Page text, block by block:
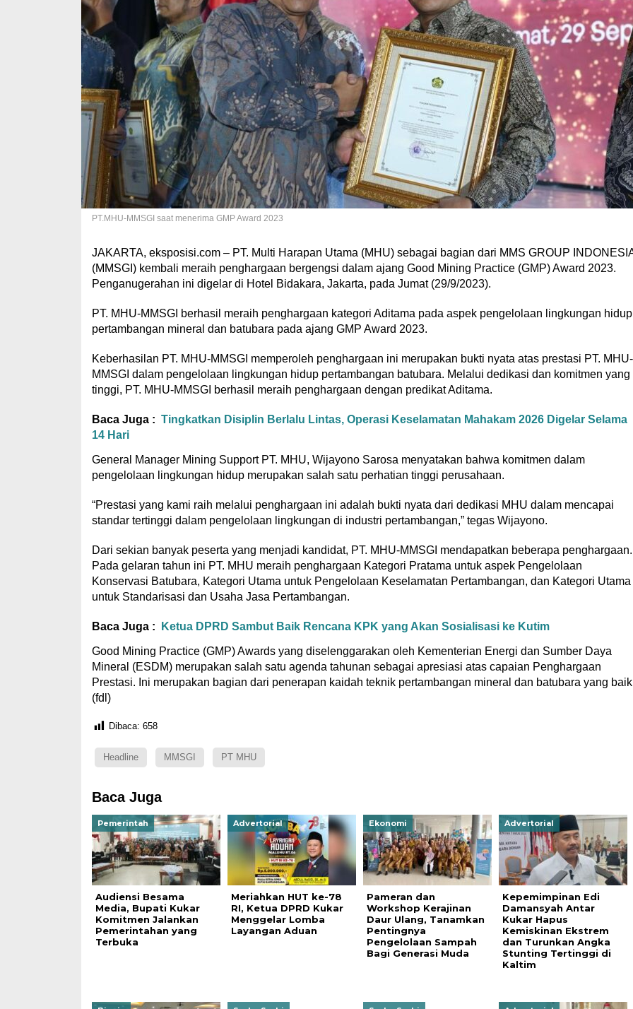
PT.MHU-MMSGI saat menerima GMP Award 2023
JAKARTA, eksposisi.com – PT. Multi Harapan Utama (MHU) sebagai bagian dari MMS GROUP
(MMSGI) kembali meraih penghargaan bergengsi dalam ajang Good Mining Practice (GMP) Award 2023.
Penganugerahan ini digelar di Hotel Bidakara, Jakarta, pada Jumat (29/9/2023).
PT. MHU-MMSGI berhasil meraih penghargaan kategori Aditama pada aspek pengelolaan lingkungan hidup
pertambangan mineral dan batubara pada ajang GMP Award 2023.
Keberhasilan PT. MHU-MMSGI memperoleh penghargaan ini merupakan bukti nyata atas prestasi PT. MHU-
MMSGI dalam pengelolaan lingkungan hidup pertambangan batubara. Melalui dedikasi dan komitmen yang
tinggi, PT. MHU-MMSGI berhasil meraih penghargaan dengan predikat Aditama.
Baca Juga : Tingkatkan Disiplin Berlalu Lintas, Operasi Keselamatan Mahakam 2026 Digelar Selama
14 Hari
General Manager Mining Support PT. MHU, Wijayono Sarosa menyatakan bahwa komitmen dalam
pengelolaan lingkungan hidup merupakan salah satu perhatian tinggi perusahaan.
“Prestasi yang kami raih melalui penghargaan ini adalah bukti nyata dari dedikasi MHU dalam mencapai
standar tertinggi dalam pengelolaan lingkungan di industri pertambangan,” tegas Wijayono.
Dari sekian banyak peserta yang menjadi kandidat, PT. MHU-MMSGI mendapatkan beberapa penghargaan.
Pada gelaran tahun ini PT. MHU meraih penghargaan Kategori Pratama untuk aspek Pengelolaan
Konservasi Batubara, Kategori Utama untuk Pengelolaan Keselamatan Pertambangan, dan Kategori Utama
untuk Standarisasi dan Usaha Jasa Pertambangan.
Baca Juga : Ketua DPRD Sambut Baik Rencana KPK yang Akan Sosialisasi ke Kutim
Good Mining Practice (GMP) Awards yang diselenggarakan oleh Kementerian Energi dan Sumber Daya
Mineral (ESDM) merupakan salah satu agenda tahunan sebagai apresiasi atas capaian Penghargaan
Prestasi. Ini merupakan bagian dari penerapan kaidah teknik pertambangan mineral dan batubara yang
(fdl)
Dibaca: 658
Headline MMSGI PT MHU
Baca Juga
Pemerintah
Audiensi Besama
Media, Bupati Kukar
Komitmen Jalankan
Pemerintahan yang
Terbuka
Advertorial
Meriahkan HUT ke-78
RI, Ketua DPRD Kukar
Menggelar Lomba
Layangan Aduan
Ekonomi
Pameran dan
Workshop Kerajinan
Daur Ulang, Tanamkan
Pentingnya
Pengelolaan Sampah
Bagi Generasi Muda
Advertorial
Kepemimpinan Edi
Damansyah Antar
Kukar Hapus
Kemiskinan Ekstrem
dan Turunkan Angka
Stunting Tertinggi di
Kaltim